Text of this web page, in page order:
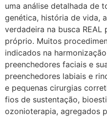
uma análise detalhada de
genética, história de vida,
verdadeira na busca
próprio. Muitos
indicados na
preenchedores faciais e
preenchedores labiais e
e pequenas cirurgias
fios de sustentação,
ozonioterapia, agregados